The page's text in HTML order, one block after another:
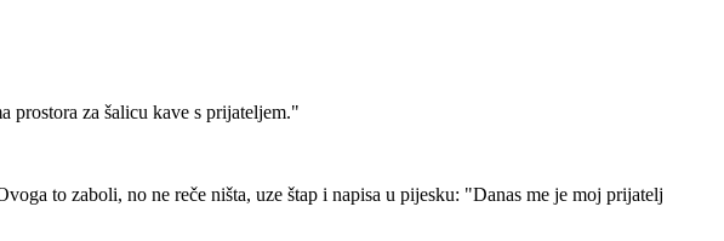
prostora za šalicu kave s prijateljem."
to zaboli, no ne reče ništa, uze štap i napisa u pijesku: "Danas me je moj prijatelj